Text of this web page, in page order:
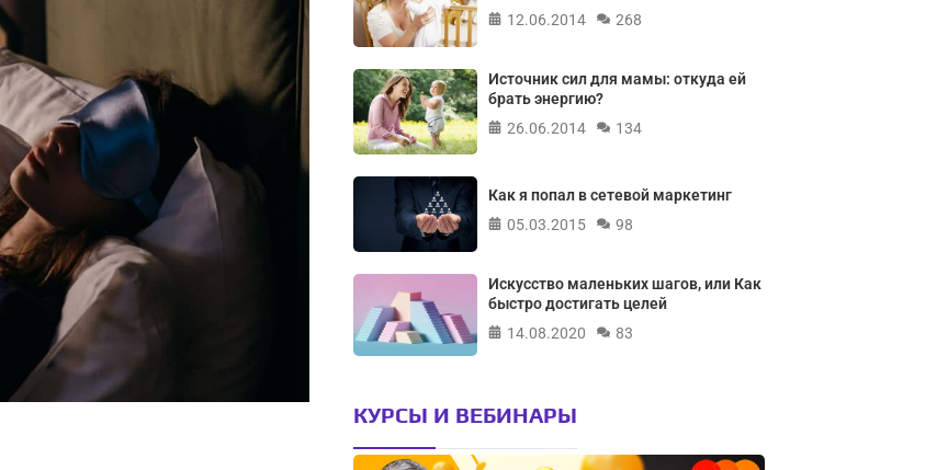
12.06.2014
268
Источник сил для мамы: откуда ей
брать энергию?
26.06.2014
134
Как я попал в сетевой маркетинг
05.03.2015
98
Искусство маленьких шагов, или Как
быстро достигать целей
14.08.2020
83
КУРСЫ И ВЕБИНАРЫ